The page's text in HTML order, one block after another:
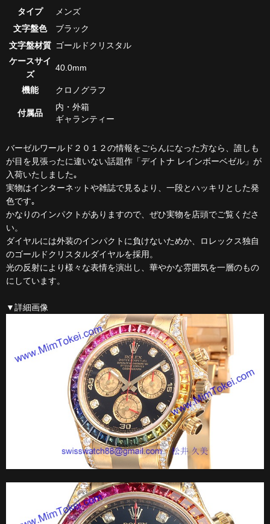
タイプ
メンズ
文字盤色
ブラック
文字盤材質 ゴールドクリスタル
ケースサイ
ズ
40.0mm
機能 クロノグラフ
付属品
内・外箱
ギャランティー
バーゼルワールド２０１２の情報をごらんになった方なら、誰しも
が目を見張ったに違いない話題作「デイトナ レインボーベゼル」が
入荷いたしました｡
実物はインターネットや雑誌で見るより、一段とハッキリとした発
色です｡
かなりのインパクトがありますので、ぜひ実物を店頭でご覧くださ
い。
ダイヤルには外装のインパクトに負けないためか、ロレックス独自
のゴールドクリスタルダイヤルを採用。
光の反射により様々な表情を演出し、華やかな雰囲気を一層のもの
にしています。
▼詳細画像